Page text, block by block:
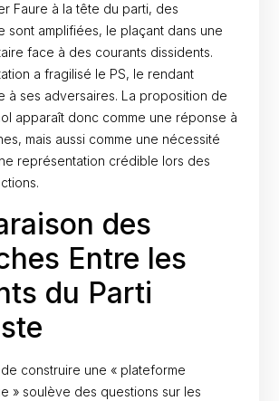
Faure à la tête du parti, des
sont amplifiées, le plaçant dans une
face à des courants dissidents.
a fragilisé le PS, le rendant
à ses adversaires. La proposition de
apparaît donc comme une réponse à
mais aussi comme une nécessité
représentation crédible lors des
des
Entre les
du Parti
construire une « plateforme
» soulève des questions sur les